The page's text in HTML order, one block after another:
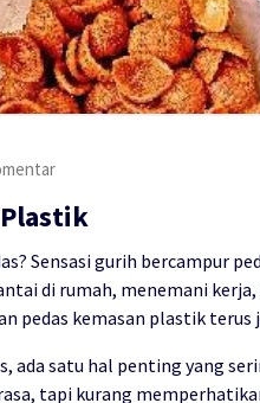
Plastik
Sensasi gurih bercampur
di rumah, menemani
pedas kemasan plastik terus
ada satu hal penting yang
tapi kurang